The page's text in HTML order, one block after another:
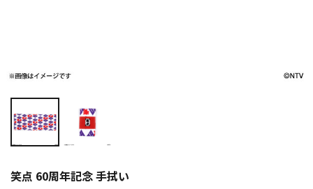
笑点 60周年記念 手拭い